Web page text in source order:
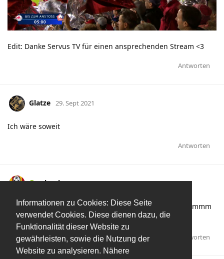
Informationen zu Cookies: Diese Seite
verwendet Cookies. Diese dienen dazu, die
Funktionalität dieser Website zu
gewährleisten, sowie die Nutzung der
Website zu analysieren. Nähere
Edit: Danke Servus TV für einen ansprechenden Stream <3
Antworten
Glatze 29. Sept 2021
Ich wäre soweit
Antworten
mbonheur 29. Sept 2021
Gemmmmmmmmmmmmmmmmmmmmmmmmmmmmmm
mmaa
Antworten